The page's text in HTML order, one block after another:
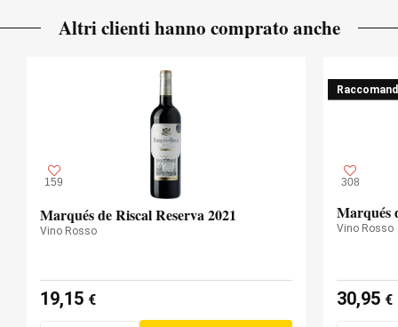
Altri clienti hanno comprato anche
159
Marqués de Riscal Reserva 2021
Vino Rosso
19,15 €
308
Marqués
Vino Rosso
30,95 €